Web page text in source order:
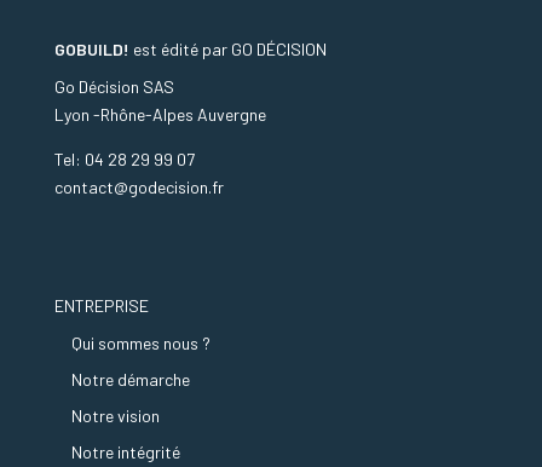
GOBUILD! est édité par GO DÉCISION
Go Décision SAS
Lyon -Rhône-Alpes Auvergne
Tel: 04 28 29 99 07
contact@godecision.fr
ENTREPRISE
Qui sommes nous ?
Notre démarche
Notre vision
Notre intégrité